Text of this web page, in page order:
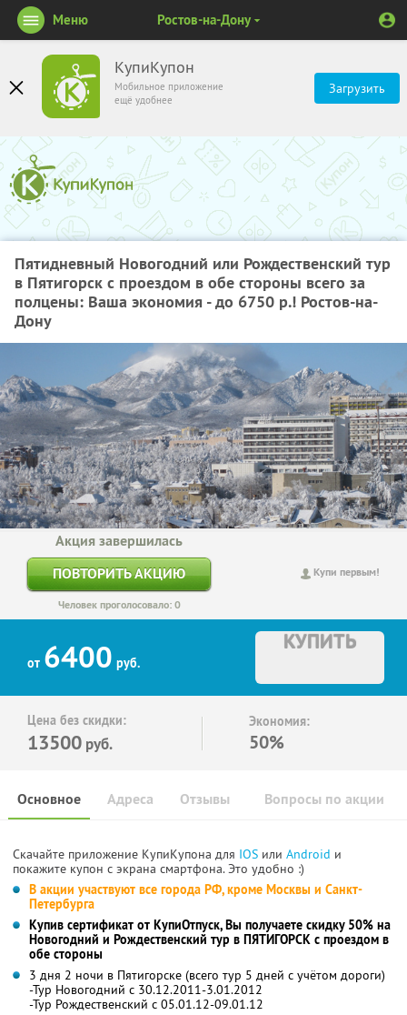
КупиКупон
Мобильное приложение
ещё удобнее
Загрузить
Меню Ростов-на-Дону
Пятидневный Новогодний или Рождественский тур
в Пятигорск с проездом в обе стороны всего за
полцены: Ваша экономия - до 6750 р.! Ростов-на-
Дону
Купи первым!
Акция завершилась
ПОВТОРИТЬ АКЦИЮ
Человек проголосовало: 0
от 6400 руб.
КУПИТЬ
Цена без скидки:
13500 руб.
Экономия:
50%
Основное Отзывы Вопросы по акции
Адреса
Скачайте приложение КупиКупона для IOS или Android и
покажите купон с экрана смартфона. Это удобно :)
В акции участвуют все города РФ, кроме Москвы и Санкт-
Петербурга
Купив сертификат от КупиОтпуск, Вы получаете скидку 50% на
Новогодний и Рождественский тур в ПЯТИГОРСК с проездом в
обе стороны
3 дня 2 ночи в Пятигорске (всего тур 5 дней с учётом дороги)
-Тур Новогодний с 30.12.2011-3.01.2012
-Тур Рождественский с 05.01.12-09.01.12